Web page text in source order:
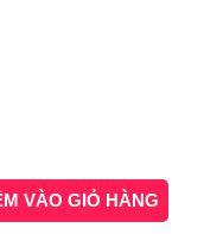
VÀO GIỎ HÀNG